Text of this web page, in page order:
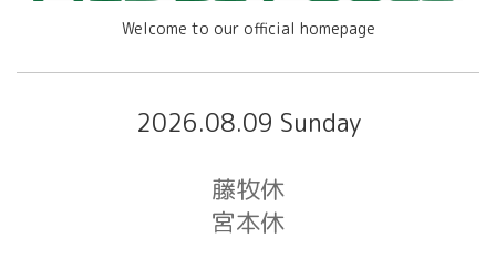
Welcome to our official homepage
2026.08.09 Sunday
藤牧休
宮本休